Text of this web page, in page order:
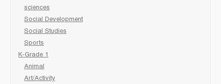
sciences
Social Development
Social Studies
Sports
K-Grade 1
Animal
Art/Activity